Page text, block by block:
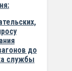
до
службы